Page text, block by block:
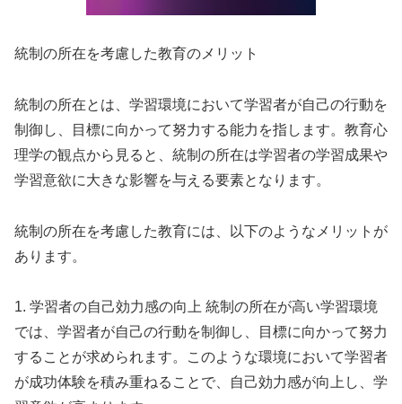
統制の所在を考慮した教育のメリット
統制の所在とは、学習環境において学習者が自己の行動を
制御し、目標に向かって努力する能力を指します。教育心
理学の観点から見ると、統制の所在は学習者の学習成果や
学習意欲に大きな影響を与える要素となります。
統制の所在を考慮した教育には、以下のようなメリットが
あります。
1. 学習者の自己効力感の向上 統制の所在が高い学習環境
では、学習者が自己の行動を制御し、目標に向かって努力
することが求められます。このような環境において学習者
が成功体験を積み重ねることで、自己効力感が向上し、学